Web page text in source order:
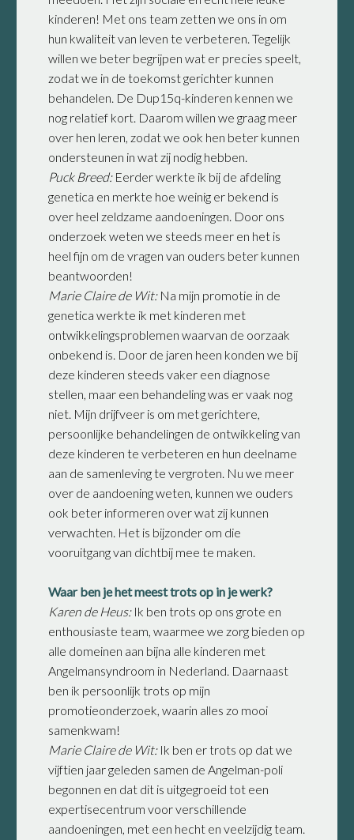
kinderen! Met ons team zetten we ons in om
hun kwaliteit van leven te verbeteren. Tegelijk
willen we beter begrijpen wat er precies speelt,
zodat we in de toekomst gerichter kunnen
behandelen. De Dup15q-kinderen kennen we
nog relatief kort. Daarom willen we graag meer
over hen leren, zodat we ook hen beter kunnen
ondersteunen in wat zij nodig hebben.
Puck Breed:Eerder werkte ik bij de afdeling
genetica en merkte hoe weinig er bekend is
over heel zeldzame aandoeningen. Door ons
onderzoek weten we steeds meer en het is
heel fijn om de vragen van ouders beter kunnen
beantwoorden!
Marie Claire de Wit:Na mijn promotie in de
genetica werkte ik met kinderen met
ontwikkelingsproblemen waarvan de oorzaak
onbekend is. Door de jaren heen konden we bij
deze kinderen steeds vaker een diagnose
stellen, maar een behandeling was er vaak nog
niet. Mijn drijfveer is om met gerichtere,
persoonlijke behandelingen de ontwikkeling van
deze kinderen te verbeteren en hun deelname
aan de samenleving te vergroten. Nu we meer
over de aandoening weten, kunnen we ouders
ook beter informeren over wat zij kunnen
verwachten. Het is bijzonder om die
vooruitgang van dichtbij mee te maken.
Waar ben je het meest trots op in je werk?
Karen de Heus:Ik ben trots op ons grote en
enthousiaste team, waarmee we zorg bieden op
alle domeinen aan bijna alle kinderen met
Angelmansyndroom in Nederland. Daarnaast
ben ik persoonlijk trots op mijn
promotieonderzoek, waarin alles zo mooi
samenkwam!
Marie Claire de Wit:Ik ben er trots op dat we
vijftien jaar geleden samen de Angelman-poli
begonnen en dat dit is uitgegroeid tot een
expertisecentrum voor verschillende
aandoeningen, met een hecht en veelzijdig team.